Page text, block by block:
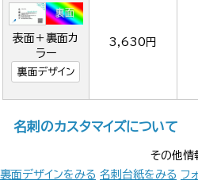
表面＋裏面カ
ラー
裏面デザイン
3,630円
名刺のカスタマイズについて
その他情
裏面デザインをみる 名刺台紙をみる フ